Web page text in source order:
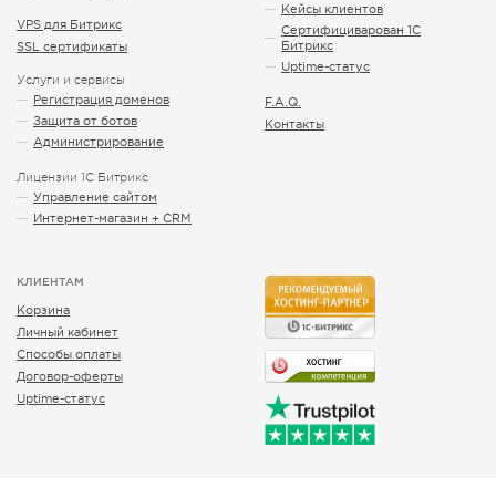
VPS для Битрикс
SSL сертификаты
Услуги и сервисы
Регистрация доменов
Защита от ботов
Администрирование
Лицензии 1С Битрикс
Управление сайтом
Интернет-магазин + CRM
Кейсы клиентов
Сертифициварован 1С
Битрикс
Uptime-статус
F.A.Q.
Контакты
КЛИЕНТАМ
Корзина
Личный кабинет
Способы оплаты
Договор-оферты
Uptime-статус